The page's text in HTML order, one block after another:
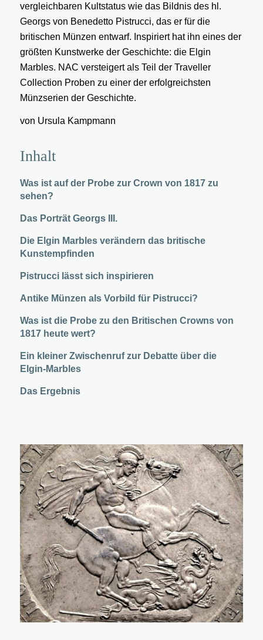
vergleichbaren Kultstatus wie das Bildnis des hl.
Georgs von Benedetto Pistrucci, das er für die
britischen Münzen entwarf. Inspiriert hat ihn eines der
größten Kunstwerke der Geschichte: die Elgin
Marbles. NAC versteigert als Teil der Traveller
Collection Proben zu einer der erfolgreichsten
Münzserien der Geschichte.
von Ursula Kampmann
Inhalt
Was ist auf der Probe zur Crown von 1817 zu
sehen?
Das Porträt Georgs III.
Die Elgin Marbles verändern das britische
Kunstempfinden
Pistrucci lässt sich inspirieren
Antike Münzen als Vorbild für Pistrucci?
Was ist die Probe zu den Britischen Crowns von
1817 heute wert?
Ein kleiner Zwischenruf zur Debatte über die
Elgin-Marbles
Das Ergebnis